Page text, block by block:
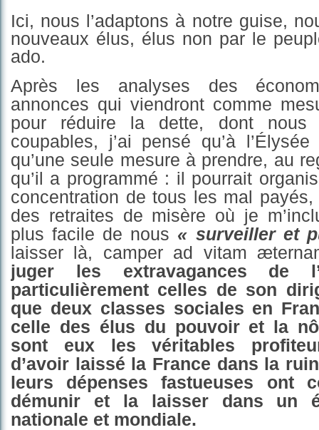
Ici, nous l’adaptons à notre guise,
nouveaux élus, élus non par le
ado.
Après les analyses des
annonces qui viendront comme
pour réduire la dette, dont nous
coupables, j’ai pensé qu’à
qu’une seule mesure à prendre, au
qu’il a programmé : il pourrait
concentration de tous les mal
des retraites de misère où je
plus facile de nous « surveiller et
laisser là, camper ad vitam
juger les extravagances de
particulièrement celles de son
que deux classes sociales en
celle des élus du pouvoir et la
sont eux les véritables
d’avoir laissé la France dans la
leurs dépenses fastueuses ont
démunir et la laisser dans un
nationale et mondiale.